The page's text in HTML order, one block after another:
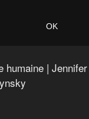
humaine |